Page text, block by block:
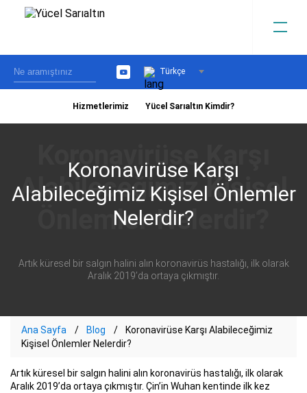
YouTubeTürkçe
Hizmetlerimiz Yücel Sarıaltın Kimdir?
Koronavirüse Karşı
Alabileceğimiz Kişisel Önlemler
Nelerdir?
Artık küresel bir salgın halini alın koronavirüs hastalığı, ilk olarak
Aralık 2019’da ortaya çıkmıştır.
Ana Sayfa Blog
Koronavirüse Karşı Alabileceğimiz
Kişisel Önlemler Nelerdir?
Artık küresel bir salgın halini alın koronavirüs hastalığı, ilk olarak
Aralık 2019’da ortaya çıkmıştır. Çin’in Wuhan kentinde ilk kez